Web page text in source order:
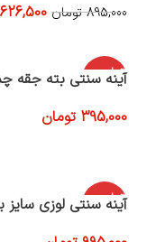
895,000 تومان 626,500
اتمام موج
ودی
آینه سنتی بته جقه
395,000 تومان
اتمام موج
ودی
آینه سنتی لوزی سایز